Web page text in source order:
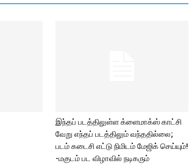
இந்தப் படத்திலுள்ள க்ளைமாக்ஸ் காட்சி
வேறு எந்தப் படத்திலும் வந்ததில்லை;
படம் கடைசி எட்டு நிமிடம் மேஜிக் செய்யும்!
-மகுடம் பட விழாவில் நடிகரும்